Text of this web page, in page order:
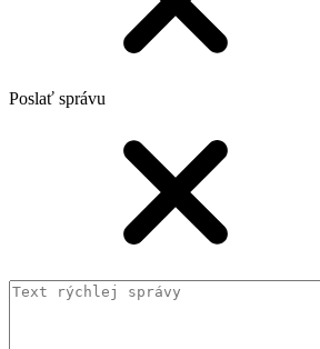
Poslať správu